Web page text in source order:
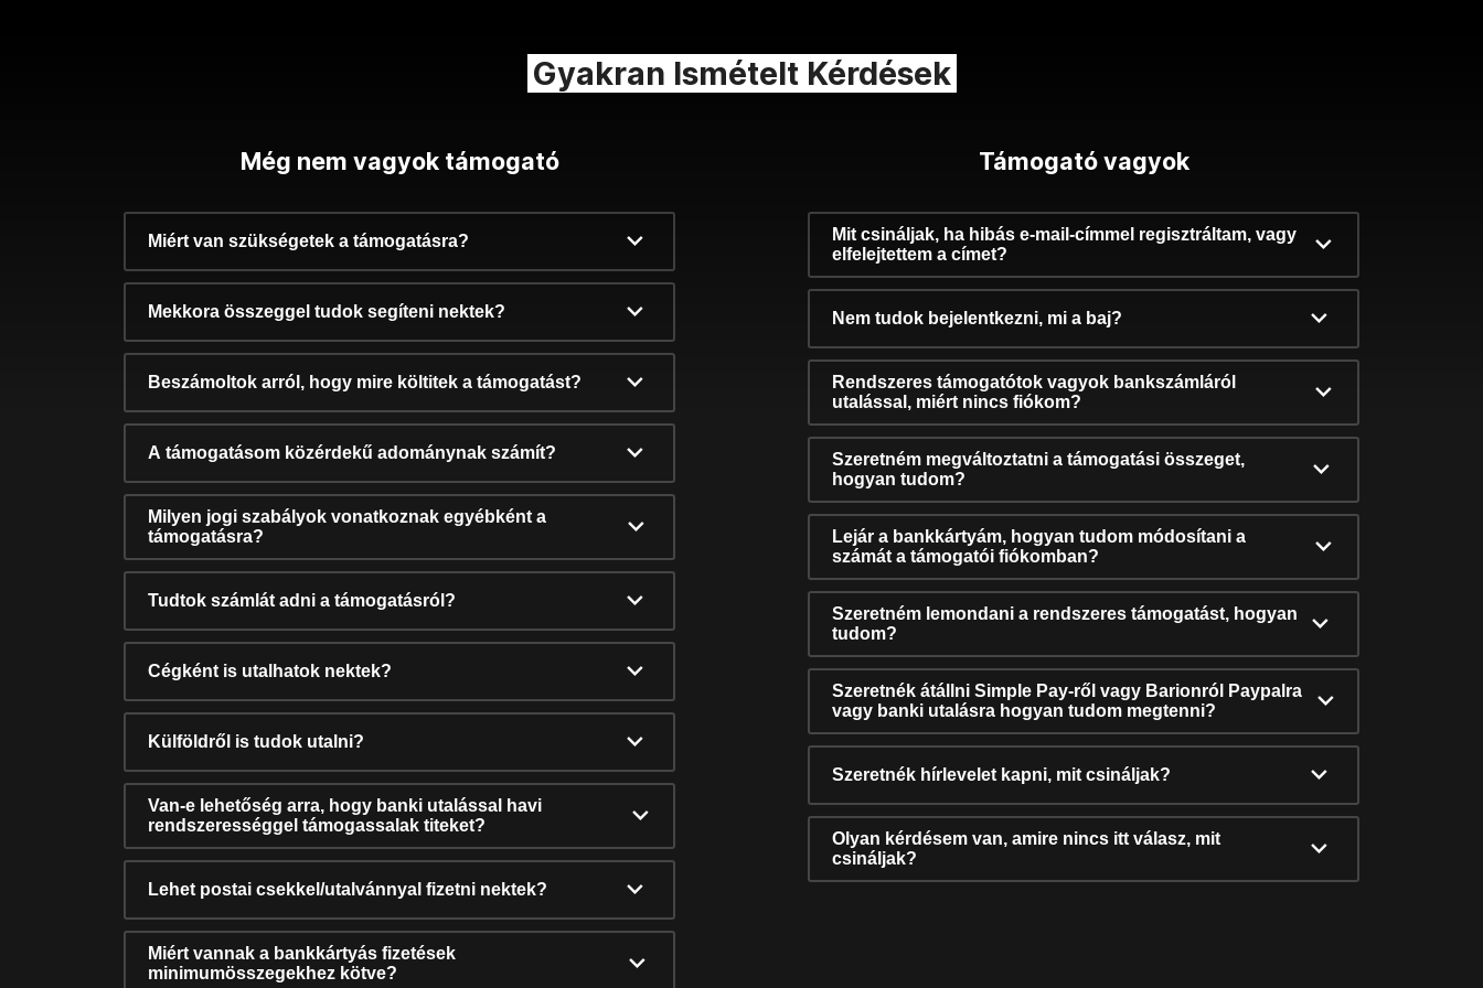
Gyakran Ismételt Kérdések
Még nem vagyok támogató
Miért van szükségetek a támogatásra?
Mekkora összeggel tudok segíteni nektek?
Beszámoltok arról, hogy mire költitek a támogatást?
A támogatásom közérdekű adománynak számít?
Milyen jogi szabályok vonatkoznak egyébként a
támogatásra?
Tudtok számlát adni a támogatásról?
Cégként is utalhatok nektek?
Külföldről is tudok utalni?
Van-e lehetőség arra, hogy banki utalással havi
rendszerességgel támogassalak titeket?
Lehet postai csekkel/utalvánnyal fizetni nektek?
Miért vannak a bankkártyás fizetések
minimumösszegekhez kötve?
Támogató vagyok
Mit csináljak, ha hibás e-mail-címmel regisztráltam, vagy
elfelejtettem a címet?
Nem tudok bejelentkezni, mi a baj?
Rendszeres támogatótok vagyok bankszámláról
utalással, miért nincs fiókom?
Szeretném megváltoztatni a támogatási összeget,
hogyan tudom?
Lejár a bankkártyám, hogyan tudom módosítani a
számát a támogatói fiókomban?
Szeretném lemondani a rendszeres támogatást, hogyan
tudom?
Szeretnék átállni Simple Pay-ről vagy Barionról Paypalra
vagy banki utalásra hogyan tudom megtenni?
Szeretnék hírlevelet kapni, mit csináljak?
Olyan kérdésem van, amire nincs itt válasz, mit
csináljak?